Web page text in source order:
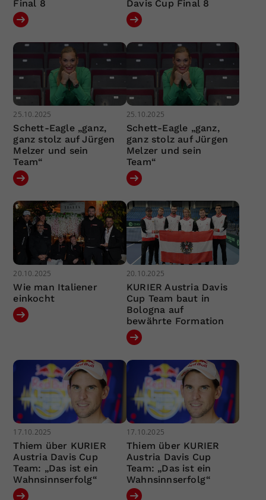
Final 8
Davis Cup Final 8
25.10.2025
Schett-Eagle „ganz,
ganz stolz auf Jürgen
Melzer und sein
Team“
25.10.2025
Schett-Eagle „ganz,
ganz stolz auf Jürgen
Melzer und sein
Team“
20.10.2025
Wie man Italiener
einkocht
20.10.2025
KURIER Austria Davis
Cup Team baut in
Bologna auf
bewährte Formation
17.10.2025
Thiem über KURIER
Austria Davis Cup
Team: „Das ist ein
Wahnsinnserfolg“
17.10.2025
Thiem über KURIER
Austria Davis Cup
Team: „Das ist ein
Wahnsinnserfolg“